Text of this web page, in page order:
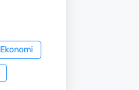
Ekonomi